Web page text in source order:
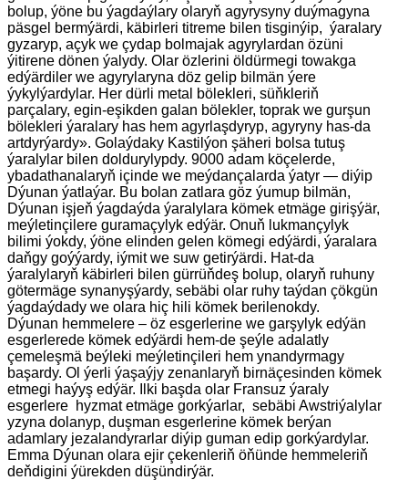
bolup, ýöne bu ýagdaýlary olaryň agyrysyny duýmagyna
päsgel bermýärdi, käbirleri titreme bilen tisginýip, ýaralary
gyzaryp, açyk we çydap bolmajak agyrylardan özüni
ýitirene dönen ýalydy. Olar özlerini öldürmegi towakga
edýärdiler we agyrylaryna döz gelip bilmän ýere
ýykylýardylar. Her dürli metal bölekleri, süňkleriň
parçalary, egin-eşikden galan bölekler, toprak we gurşun
bölekleri ýaralary has hem agyrlaşdyryp, agyryny has-da
artdyrýardy». Golaýdaky Kastilýon şäheri bolsa tutuş
ýaralylar bilen doldurylypdy. 9000 adam köçelerde,
ybadathanalaryň içinde we meýdançalarda ýatyr — diýip
Dýunan ýatlaýar. Bu bolan zatlara göz ýumup bilmän,
Dýunan işjeň ýagdaýda ýaralylara kömek etmäge girişýär,
meýletinçilere guramaçylyk edýär. Onuň lukmançylyk
bilimi ýokdy, ýöne elinden gelen kömegi edýärdi, ýaralara
daňgy goýýardy, iýmit we suw getirýärdi. Hat-da
ýaralylaryň käbirleri bilen gürrüňdeş bolup, olaryň ruhuny
götermäge synanyşýardy, sebäbi olar ruhy taýdan çökgün
ýagdaýdady we olara hiç hili kömek berilenokdy.
Dýunan hemmelere – öz esgerlerine we garşylyk edýän
esgerlerede kömek edýärdi hem-de şeýle adalatly
çemeleşmä beýleki meýletinçileri hem ynandyrmagy
başardy. Ol ýerli ýaşaýjy zenanlaryň birnäçe­sinden kömek
etmegi haýyş edýär. Ilki başda olar Fransuz ýaraly
esgerlere hyzmat etmäge gorkýarlar, sebäbi Awstriýalylar
yzyna dolanyp, duşman esgerlerine kömek berýan
adamlary jezalandyrarlar diýip guman edip gorkýardylar.
Emma Dýunan olara ejir çekenleriň öňünde hemmeleriň
deňdigini ýürekden düşündirýär.